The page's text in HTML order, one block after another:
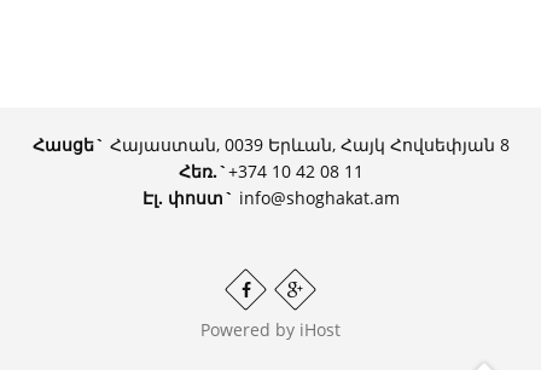
Հասցե` Հայաստան, 0039 Երևան, Հայկ Հովսեփյան 8
Հեռ.`+374 10 42 08 11
Էլ. փոստ` info@shoghakat.am
Powered by iHost